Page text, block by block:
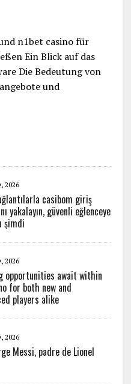
n1bet casino für
Ein Blick auf das
Die Bedeutung von
und
2026
casibom giriş
yakalayın, güvenli eğlenceye
şimdi
2026
opportunities await within
for both new and
players alike
2026
Messi, padre de Lionel